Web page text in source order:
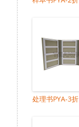
处理书PYA-3折